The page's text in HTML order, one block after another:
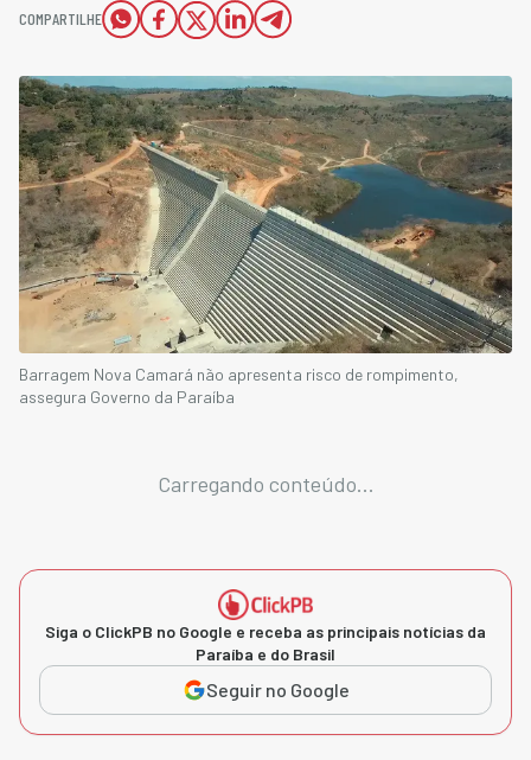
COMPARTILHE
Barragem Nova Camará não apresenta risco de rompimento,
assegura Governo da Paraíba
Carregando conteúdo...
Siga o ClickPB no Google e receba as principais notícias da
Paraíba e do Brasil
Seguir no Google